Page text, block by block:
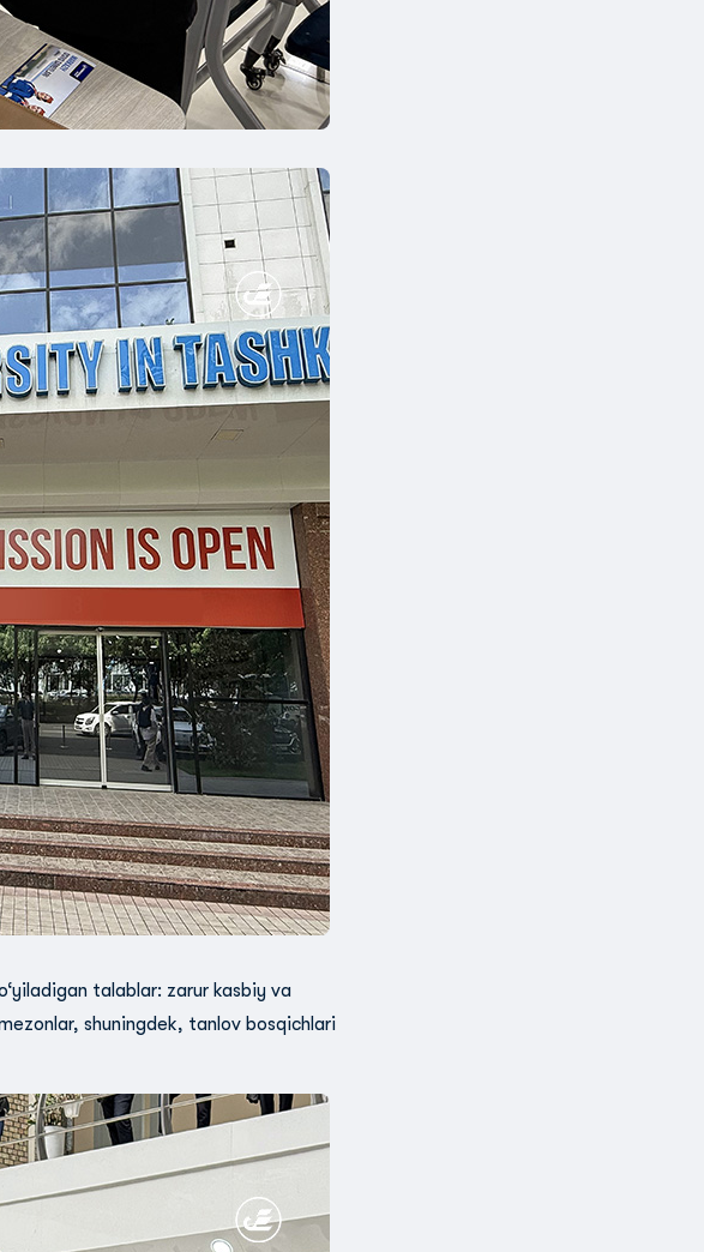
talablar: zarur kasbiy va
shuningdek, tanlov bosqichlari